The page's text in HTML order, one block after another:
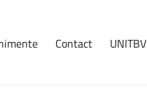
Contact UNITBV